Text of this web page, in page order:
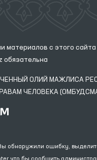
материалов с этого
обязательна
ОЛИЙ МАЖЛИСА
ЧЕЛОВЕКА
обнаружили ошибку,